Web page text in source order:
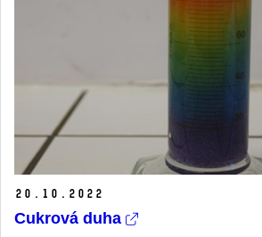
20. 10. 2022
Cukrová duha